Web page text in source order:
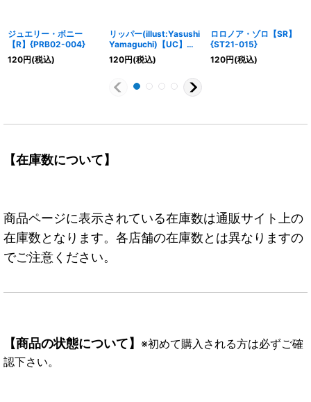
ジュエリー・ボニー
【R】{PRB02-004}
120円(税込)
リッパー(illust:Yasushi
Yamaguchi)【UC】
{OP11-096}
120円(税込)
ロロノア・ゾロ【SR】
{ST21-015}
120円(税込)
【在庫数について】
商品ページに表示されている在庫数は通販サイト上の
在庫数となります。各店舗の在庫数とは異なりますの
でご注意ください。
【商品の状態について】 ※初めて購入される方は必ずご確
認下さい。